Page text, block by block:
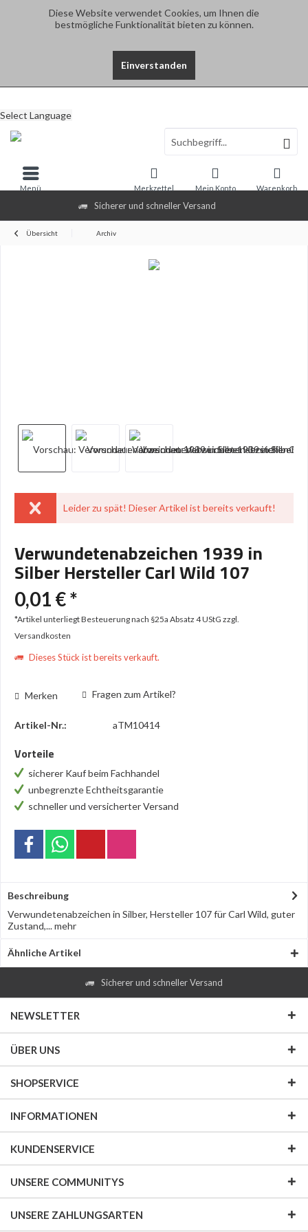
Diese Website verwendet Cookies, um Ihnen die
bestmögliche Funktionalität bieten zu können.
Einverstanden
Sicherer und schneller Versand
Select Language
Warenkorb
Merkzettel Mein Konto
Menü
Übersicht Archiv
Leider zu spät! Dieser Artikel ist bereits verkauft!
Verwundetenabzeichen 1939 in
Silber Hersteller Carl Wild 107
0,01 € *
*Artikel unterliegt Besteuerung nach §25a Absatz 4 UStG zzgl.
Versandkosten
Dieses Stück ist bereits verkauft.
Merken Fragen zum Artikel?
Artikel-Nr.: aTM10414
Vorteile
sicherer Kauf beim Fachhandel
unbegrenzte Echtheitsgarantie
schneller und versicherter Versand
Beschreibung
Verwundetenabzeichen in Silber, Hersteller 107 für Carl Wild, guter
Zustand,...mehr
Ähnliche Artikel
Sicherer und schneller Versand
NEWSLETTER
ÜBER UNS
SHOPSERVICE
INFORMATIONEN
KUNDENSERVICE
UNSERE COMMUNITYS
UNSERE ZAHLUNGSARTEN